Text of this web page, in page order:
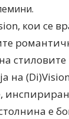
кои се
на
е